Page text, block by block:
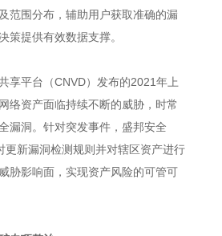
范围分布，辅助用户获取准确的漏
策提供有效数据支撑。
享平台（CNVD）发布的2021年上
络资产面临持续不断的威胁，时常
漏洞。针对突发事件，盛邦安全
更新漏洞检测规则并对辖区资产进行
胁影响面，实现资产风险的可管可